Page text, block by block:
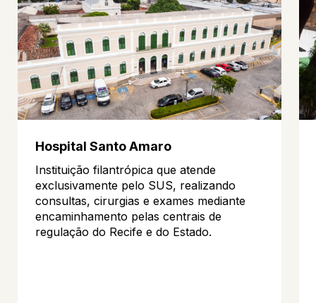
Hospital Santo Amaro
Instituição filantrópica que atende
exclusivamente pelo SUS, realizando
consultas, cirurgias e exames mediante
encaminhamento pelas centrais de
regulação do Recife e do Estado.